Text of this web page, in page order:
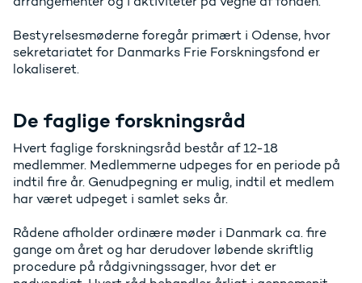
Bestyrelsesmøderne foregår primært i Odense, hvor
sekretariatet for Danmarks Frie Forskningsfond er
lokaliseret.
De faglige forskningsråd
Hvert faglige forskningsråd består af 12-18
medlemmer. Medlemmerne udpeges for en periode på
indtil fire år. Genudpegning er mulig, indtil et medlem
har været udpeget i samlet seks år.
Rådene afholder ordinære møder i Danmark ca. fire
gange om året og har derudover løbende skriftlig
procedure på rådgivningssager, hvor det er